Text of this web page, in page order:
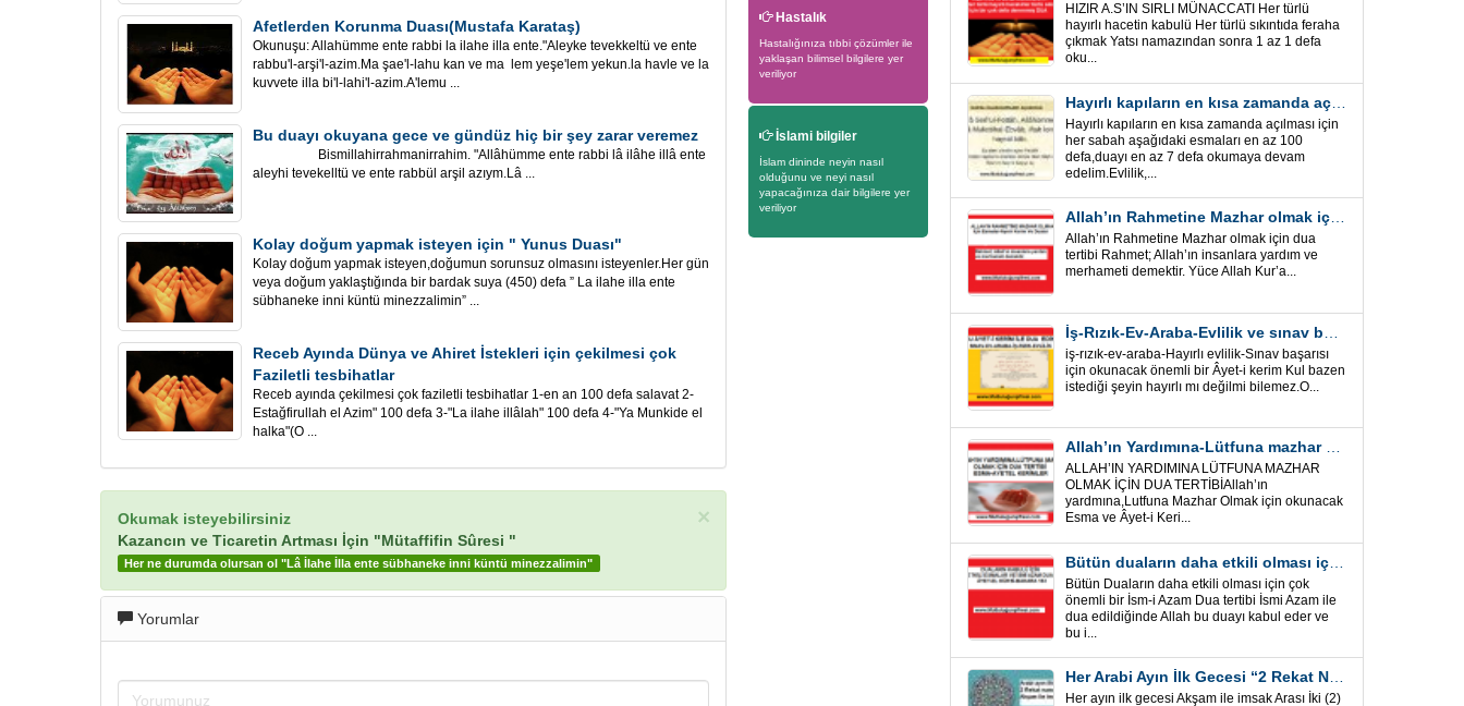
Afetlerden Korunma Duası(Mustafa Karataş)
Okunuşu: Allahümme ente rabbi la ilahe illa ente."Aleyke tevekkeltü ve ente
rabbu'l-arşi'l-azim.Ma şae'l-lahu kan ve ma lem yeşe'lem yekun.la havle ve la
kuvvete illa bi'l-lahi'l-azim.A'lemu ...
Bu duayı okuyana gece ve gündüz hiç bir şey zarar veremez
Bismillahirrahmanirrahim. "Allâhümme ente rabbi lâ ilâhe illâ ente
aleyhi tevekelltü ve ente rabbül arşil azıym.Lâ ...
Kolay doğum yapmak isteyen için " Yunus Duası"
Kolay doğum yapmak isteyen,doğumun sorunsuz olmasını isteyenler.Her gün
veya doğum yaklaştığında bir bardak suya (450) defa ” La ilahe illa ente
sübhaneke inni küntü minezzalimin” ...
Receb Ayında Dünya ve Ahiret İstekleri için çekilmesi çok
Faziletli tesbihatlar
Receb ayında çekilmesi çok faziletli tesbihatlar 1-en an 100 defa salavat 2-
Estağfirullah el Azim" 100 defa 3-"La ilahe illâlah" 100 defa 4-"Ya Munkide el
halka"(O ...
×
Okumak isteyebilirsiniz
Kazancın ve Ticaretin Artması İçin "Mütaffifin Sûresi "
Her ne durumda olursan ol "Lâ İlahe İlla ente sübhaneke inni küntü minezzalimin"
Yorumlar
Hastalık
Hastalığınıza tıbbi çözümler ile
yaklaşan bilimsel bilgilere yer
veriliyor
İslami bilgiler
İslam dininde neyin nasıl
olduğunu ve neyi nasıl
yapacağınıza dair bilgilere yer
veriliyor
HIZIR A.S’IN SIRLI MÜNACCATI Her türlü
hayırlı hacetin kabulü Her türlü sıkıntıda feraha
çıkmak Yatsı namazından sonra 1 az 1 defa
oku...
Hayırlı kapıların en kısa zamanda açılması için Esmalar ve Dua
Hayırlı kapıların en kısa zamanda açılması için
her sabah aşağıdaki esmaları en az 100
defa,duayı en az 7 defa okumaya devam
edelim.Evlilik,...
Allah’ın Rahmetine Mazhar olmak için ” Esmalar-Ayet ve Dualar”
Allah’ın Rahmetine Mazhar olmak için dua
tertibi Rahmet; Allah’ın insanlara yardım ve
merhameti demektir. Yüce Allah Kur’a...
iş-rızık-ev-araba-Hayırlı evlilik-Sınav başarısı
için okunacak önemli bir Âyet-i kerim Kul bazen
istediği şeyin hayırlı mı değilmi bilemez.O...
ALLAH’IN YARDIMINA LÜTFUNA MAZHAR
OLMAK İÇİN DUA TERTİBİAllah’ın
yardmına,Lutfuna Mazhar Olmak için okunacak
Esma ve Âyet-i Keri...
Bütün duaların daha etkili olması için önemli bir İsm-i Azam Dua Tertibi
Bütün Duaların daha etkili olması için çok
önemli bir İsm-i Azam Dua tertibi İsmi Azam ile
dua edildiğinde Allah bu duayı kabul eder ve
bu i...
Her Arabi Ayın İlk Gecesi “2 Rekat Namaz” O Ay tüm belalardan kurtuluş
Her ayın ilk gecesi Akşam ile imsak Arası İki (2)